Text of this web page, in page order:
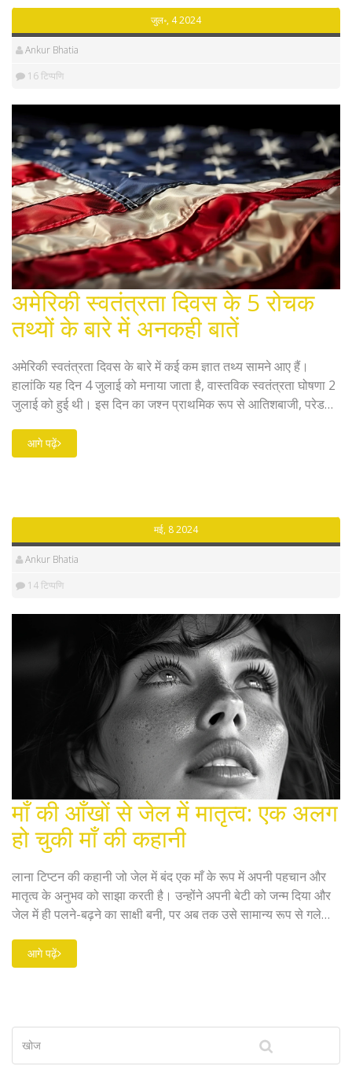
जुल॰, 4 2024
Ankur Bhatia
16 टिप्पणि
अमेरिकी स्वतंत्रता दिवस के 5 रोचक
तथ्यों के बारे में अनकही बातें
अमेरिकी स्वतंत्रता दिवस के बारे में कई कम ज्ञात तथ्य सामने आए हैं।
हालांकि यह दिन 4 जुलाई को मनाया जाता है, वास्तविक स्वतंत्रता घोषणा 2
जुलाई को हुई थी। इस दिन का जश्न प्राथमिक रूप से आतिशबाजी, परेड
कुछ अन्य रोचक तथ्यों के बारे में जो कम ही लोग जानते हैं।
आगे पढ़ें
मई, 8 2024
Ankur Bhatia
14 टिप्पणि
माँ की आँखों से जेल में मातृत्व: एक अलग
हो चुकी माँ की कहानी
लाना टिप्टन की कहानी जो जेल में बंद एक माँ के रूप में अपनी पहचान और
मातृत्व के अनुभव को साझा करती है। उन्होंने अपनी बेटी को जन्म दिया और
जेल में ही पलने-बढ़ने का साक्षी बनी, पर अब तक उसे सामान्य रूप से गले
आगे पढ़ें